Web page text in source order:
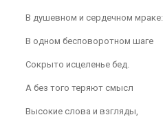
В душевном и сердечном мраке:
В одном бесповоротном шаге
Сокрыто исцеленье бед.
А без того теряют смысл
Высокие слова и взгляды,